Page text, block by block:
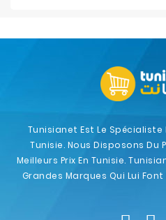
Tunisianet Est Le Spécialiste
Tunisie. Nous Disposons Du
Meilleurs Prix En Tunisie.
Grandes Marques Qui Lui